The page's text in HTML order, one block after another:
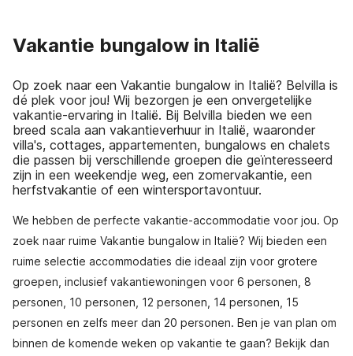
Vakantie bungalow in Italië
Op zoek naar een Vakantie bungalow in Italië? Belvilla is
dé plek voor jou! Wij bezorgen je een onvergetelijke
vakantie-ervaring in Italië. Bij Belvilla bieden we een
breed scala aan vakantieverhuur in Italië, waaronder
villa's, cottages, appartementen, bungalows en chalets
die passen bij verschillende groepen die geïnteresseerd
zijn in een weekendje weg, een zomervakantie, een
herfstvakantie of een wintersportavontuur.
We hebben de perfecte vakantie-accommodatie voor jou. Op
zoek naar ruime Vakantie bungalow in Italië? Wij bieden een
ruime selectie accommodaties die ideaal zijn voor grotere
groepen, inclusief vakantiewoningen voor 6 personen, 8
personen, 10 personen, 12 personen, 14 personen, 15
personen en zelfs meer dan 20 personen. Ben je van plan om
binnen de komende weken op vakantie te gaan? Bekijk dan